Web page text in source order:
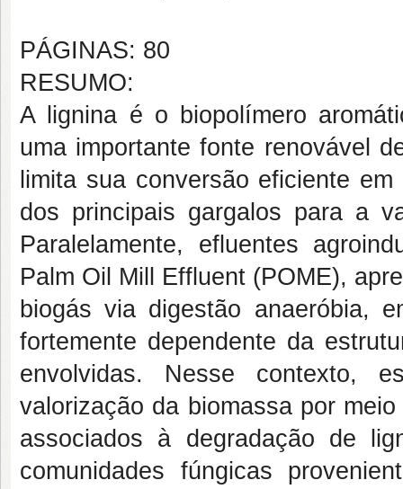
PÁGINAS: 80
RESUMO:
A lignina é o biopolímero
uma importante fonte renovável
limita sua conversão eficiente
dos principais gargalos para a
Paralelamente, efluentes
Palm Oil Mill Effluent (POME),
biogás via digestão anaeróbia,
fortemente dependente da
envolvidas. Nesse contexto,
valorização da biomassa por
associados à degradação de
comunidades fúngicas